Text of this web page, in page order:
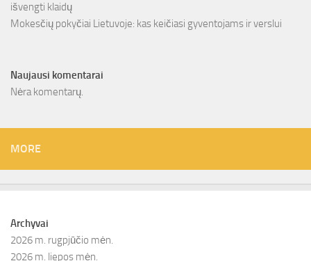
išvengti klaidų
Mokesčių pokyčiai Lietuvoje: kas keičiasi gyventojams ir verslui
Naujausi komentarai
Nėra komentarų.
MORE
Archyvai
2026 m. rugpjūčio mėn.
2026 m. liepos mėn.